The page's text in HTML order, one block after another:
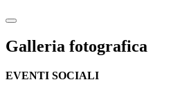
Galleria fotografica
EVENTI SOCIALI